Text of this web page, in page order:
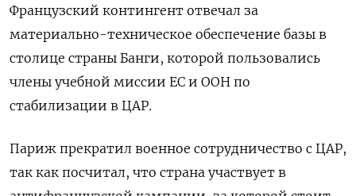
Французский контингент отвечал за
материально-техническое обеспечение базы в
столице страны Банги, которой пользовались
члены учебной миссии ЕС и ООН по
стабилизации в ЦАР.
Париж прекратил военное сотрудничество с ЦАР,
так как посчитал, что страна участвует в